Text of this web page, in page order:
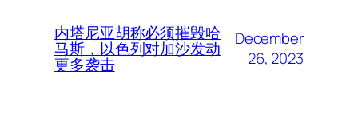
内塔尼亚胡称必须摧毁哈
马斯，以色列对加沙发动
更多袭击
December
26, 2023